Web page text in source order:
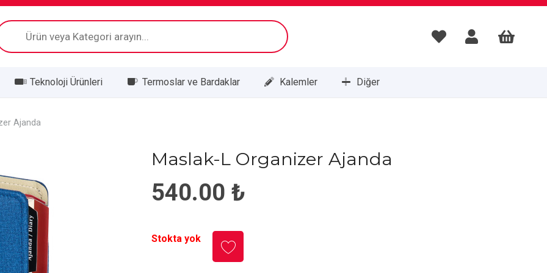
Teknoloji Ürünleri Termoslar ve Bardaklar Kalemler Diğer
Ajanda
Maslak-L Organizer Ajanda
540.00 ₺
Stokta yok